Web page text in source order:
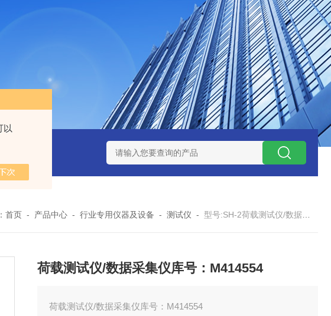
以
型号:ZB960/ZXQC-ABS-ZD汽车ABS诊断仪库号
首页 - 产品中心 -行业专用仪器及设备 -测试仪 -型号:SH-2荷载测试仪/数据采集仪库号：M414554
荷载测试仪/数据采集仪库号：M414554
荷载测试仪/数据采集仪库号：M414554